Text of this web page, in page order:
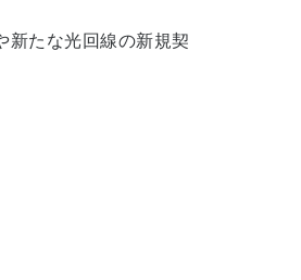
新たな光回線の新規契